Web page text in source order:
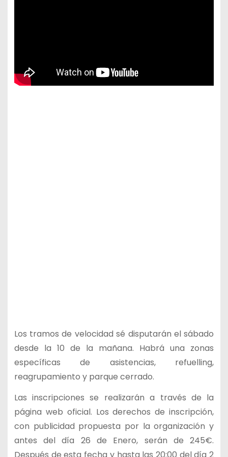
Los tramos de velocidad sé disputarán el sábado
desde la 10 de la mañana. Habrá una zonas
específicas de asistencias, refuelling,
reagrupamiento y parque cerrado.
Las inscripciones se realizarán a través de la
página web oficial. Los derechos de inscripción,
con publicidad propuesta por la organización y
antes del día 26 de Enero, serán de 245€.